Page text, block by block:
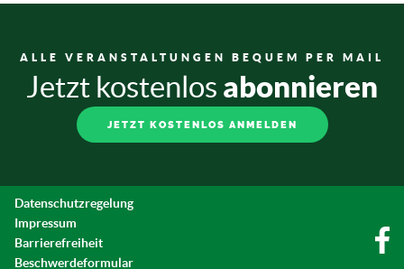
ALLE VERANSTALTUNGEN BEQUEM PER MAIL
Jetzt kostenlos abonnieren
JETZT KOSTENLOS ANMELDEN
Datenschutzregelung
Impressum
Barrierefreiheit
Beschwerdeformular